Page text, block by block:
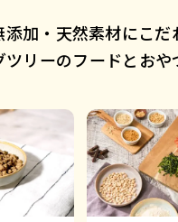
添加・天然素材にこだ
ツリーのフードとおや